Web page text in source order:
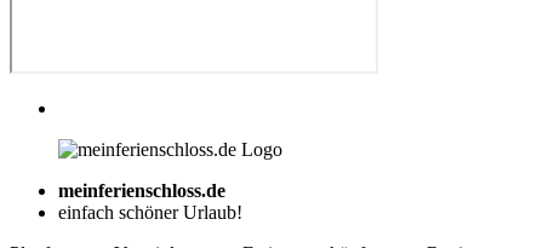
meinferienschloss.de
einfach schöner Urlaub!